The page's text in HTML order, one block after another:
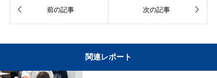
 前の記事 次の記事 
関連レポート